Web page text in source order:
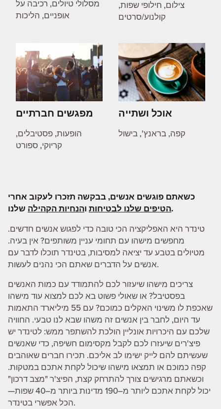
מסלולי טיולים, רכיבה על
אופניים, הליכות
צילום, חילופי שפות,
קולנוע/סרטים
מפגשים חברתיים
הופעות, פסטיבלים,
קריוקי, ספורט
אוכל ושתייה
קפה, בראנץ', בישול
כשאתם פוגשים אנשים, בבקשה תזכרו לעקוב אחרי
הטיפים שלנו לבטיחות והנחיות הקהילה שלנו.
טינדר היא האפליקציה הכי טובה כדי לפגוש אנשים חדשים.
מחפשים מישהו עם תחומי עניין משותפים? אין בעיה.
מטיולים בטבע עד יציאה למסיבות, בטינדר תוכלו לדבר עם
אנשים על הדברים שאתם הכי נהנים לעשות.
צריכים מישהו שיעזור לכם להתמודד עם כמות האנשים
בפסטיבל? או שאולי פשוט בא לכם למצוא עוד מישהו
שאכפת לו משינוי האקלים כמוכם? עם 55 מיליארד התאמות
עד היום, לחבר בין אנשים זה משהו שבא לנו טבעי. החוויה
שלכם עם היכרויות אונליין הולכת להשתפר ממש: לטינדר יש
פיצ'רים שיעזרו לכם לקבל מקסימום חשיפה, כדי שאנשים
שעשיתם להם לייק ישימו לב אליכם. תכירו חברים שאוהבים
קפה כמוכם או תמצאו מישהו שיכול לקחת אתכם במטקות.
וכשאתם מרגישים צורך להתרחק קצת, הפיצ'ר "מצב דרכון"
יכול לקחת אתכם ליותר מ–190 מדינות ביותר מ–40 שפות—
הכל אפשרי בטינדר.